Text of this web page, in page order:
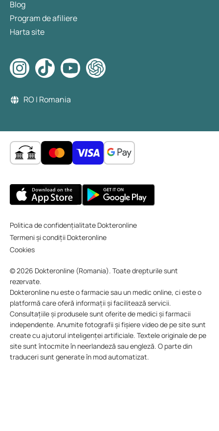
Blog
Program de afiliere
Harta site
RO | Romania
Politica de confidențialitate Dokteronline
Termeni și condiții Dokteronline
Cookies
© 2026 Dokteronline (Romania). Toate drepturile sunt
rezervate.
Dokteronline nu este o farmacie sau un medic online, ci este o
platformă care oferă informații și facilitează servicii.
Consultațiile și produsele sunt oferite de medici și farmacii
independente. Anumite fotografii și fișiere video de pe site sunt
create cu ajutorul inteligenței artificiale. Textele originale de pe
site sunt întocmite în neerlandeză sau engleză. O parte din
traduceri sunt generate în mod automatizat.